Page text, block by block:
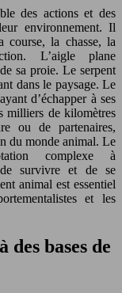
des actions et des
environnement. Il
course, la chasse, la
L’aigle plane
sa proie. Le serpent
dans le paysage. Le
d’échapper à ses
milliers de kilomètres
ou de partenaires,
du monde animal. Le
complexe à
de survivre et de se
animal est essentiel
et les
bases de